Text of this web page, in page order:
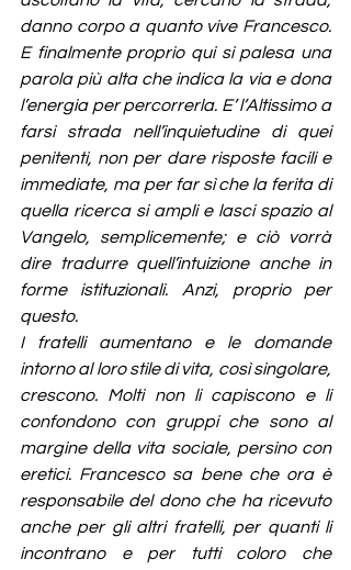
danno corpo a quanto vive Francesco.
E finalmente proprio qui si palesa una
parola più alta che indica la via e dona
l’energia per percorrerla. E’ l’Altissimo a
farsi strada nell’inquietudine di quei
penitenti, non per dare risposte facili e
immediate, ma per far sì che la ferita di
quella ricerca si ampli e lasci spazio al
Vangelo, semplicemente; e ciò vorrà
dire tradurre quell’intuizione anche in
forme istituzionali. Anzi, proprio per
questo.
I fratelli aumentano e le domande
intorno al loro stile di vita, così singolare,
crescono. Molti non li capiscono e li
confondono con gruppi che sono al
margine della vita sociale, persino con
eretici. Francesco sa bene che ora è
responsabile del dono che ha ricevuto
anche per gli altri fratelli, per quanti li
incontrano e per tutti coloro che